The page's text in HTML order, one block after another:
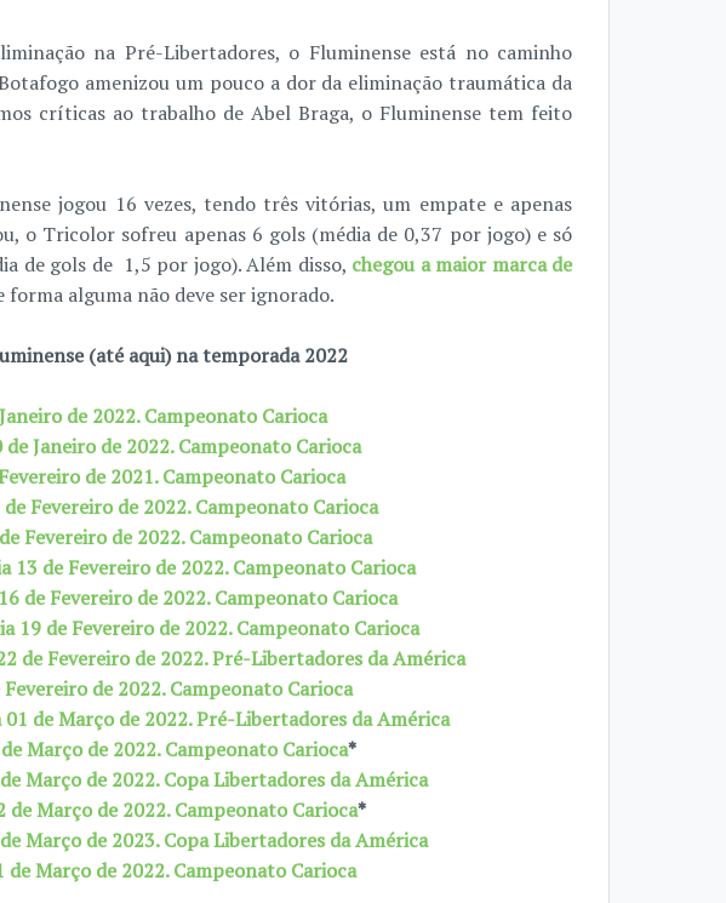
na Pré-Libertadores, o Fluminense está no caminho
amenizou um pouco a dor da eliminação traumática da
críticas ao trabalho de Abel Braga, o Fluminense tem feito
jogou 16 vezes, tendo três vitórias, um empate e apenas
o Tricolor sofreu apenas 6 gols (média de 0,37 por jogo) e só
de gols de 1,5 por jogo). Além disso, chegou a maior marca de
forma alguma não deve ser ignorado.
(até aqui) na temporada 2022
de 2022. Campeonato Carioca
Janeiro de 2022. Campeonato Carioca
de 2021. Campeonato Carioca
Fevereiro de 2022. Campeonato Carioca
Fevereiro de 2022. Campeonato Carioca
13 de Fevereiro de 2022. Campeonato Carioca
de Fevereiro de 2022. Campeonato Carioca
19 de Fevereiro de 2022. Campeonato Carioca
de Fevereiro de 2022. Pré-Libertadores da América
de 2022. Campeonato Carioca
de Março de 2022. Pré-Libertadores da América
Março de 2022. Campeonato Carioca*
Março de 2022. Copa Libertadores da América
Março de 2022. Campeonato Carioca*
Março de 2023. Copa Libertadores da América
Março de 2022. Campeonato Carioca